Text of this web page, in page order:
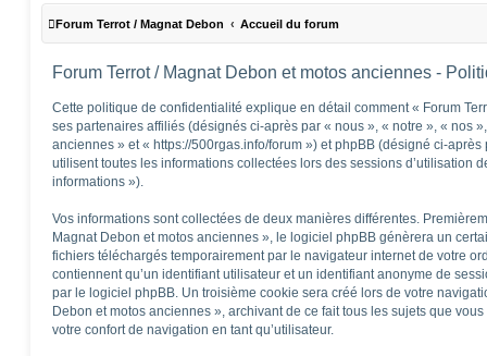
Forum Terrot / Magnat Debon Accueil du forum
Forum Terrot / Magnat Debon et motos anciennes -
Cette politique de confidentialité explique en détail comment « Forum
ses partenaires affiliés (désignés ci-après par « nous », « notre », « nos
anciennes » et « https://500rgas.info/forum ») et phpBB (désigné ci-
utilisent toutes les informations collectées lors des sessions d’utilisation
informations »).
Vos informations sont collectées de deux manières différentes.
Magnat Debon et motos anciennes », le logiciel phpBB génèrera un
fichiers téléchargés temporairement par le navigateur internet de votre
contiennent qu’un identifiant utilisateur et un identifiant anonyme de
par le logiciel phpBB. Un troisième cookie sera créé lors de votre
Debon et motos anciennes », archivant de ce fait tous les sujets que
votre confort de navigation en tant qu’utilisateur.